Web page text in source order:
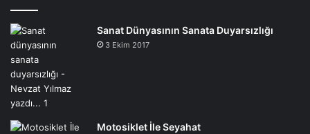
Sanat Dünyasının Sanata Duyarsızlığı
3 Ekim 2017
Motosiklet İle Seyahat